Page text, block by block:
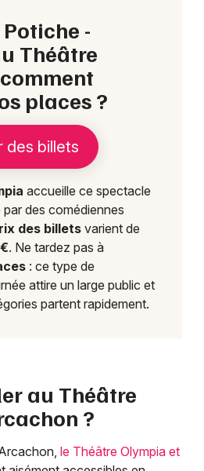
-
Théâtre
places ?
des billets
accueille ce spectacle
des comédiennes
des billets varient de
. Ne tardez pas à
: ce type de
attire un large public et
partent rapidement.
au Théâtre
?
le Théâtre Olympia et